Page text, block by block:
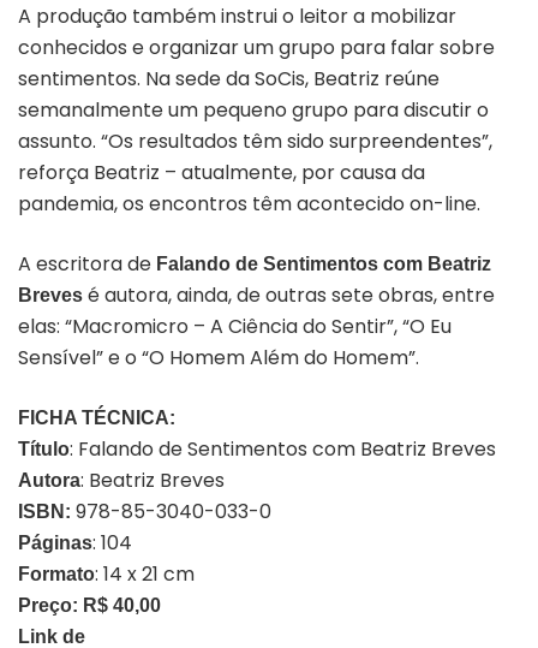
A produção também instrui o leitor a mobilizar
conhecidos e organizar um grupo para falar sobre
sentimentos. Na sede da SoCis, Beatriz reúne
semanalmente um pequeno grupo para discutir o
assunto. “Os resultados têm sido surpreendentes”,
reforça Beatriz – atualmente, por causa da
pandemia, os encontros têm acontecido on-line.
A escritora de Falando de Sentimentos com Beatriz
Breves é autora, ainda, de outras sete obras, entre
elas: “Macromicro – A Ciência do Sentir”, “O Eu
Sensível” e o “O Homem Além do Homem”.
FICHA TÉCNICA:
Título: Falando de Sentimentos com Beatriz Breves
Autora: Beatriz Breves
ISBN: 978-85-3040-033-0
Páginas: 104
Formato: 14 x 21 cm
Preço: R$ 40,00
Link de